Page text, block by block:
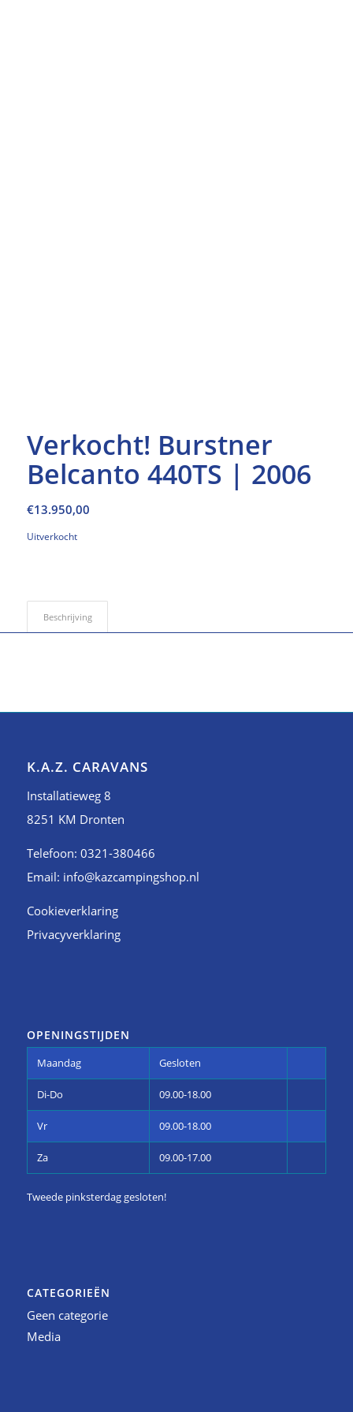
Verkocht! Burstner
Belcanto 440TS | 2006
€13.950,00
Uitverkocht
Beschrijving
K.A.Z. CARAVANS
Installatieweg 8
8251 KM Dronten
Telefoon: 0321-380466
Email: info@kazcampingshop.nl
Cookieverklaring
Privacyverklaring
OPENINGSTIJDEN
Maandag Gesloten
Di-Do 09.00-18.00
Vr 09.00-18.00
Za 09.00-17.00
Tweede pinksterdag gesloten!
CATEGORIEËN
Geen categorie
Media